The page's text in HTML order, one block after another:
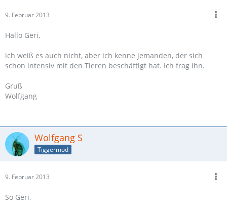
9. Februar 2013
Hallo Geri,
ich weiß es auch nicht, aber ich kenne jemanden, der sich
schon intensiv mit den Tieren beschäftigt hat. Ich frag ihn.
Gruß
Wolfgang
Wolfgang S
Tiggermod
9. Februar 2013
So Geri,